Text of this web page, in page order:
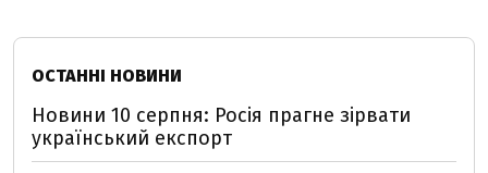
ОСТАННІ НОВИНИ
Новини 10 серпня: Росія прагне зірвати
український експорт